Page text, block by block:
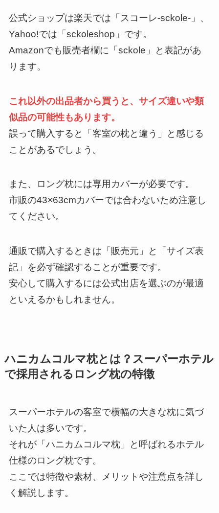
公式ショップは楽天では「スコーレ-sckole-」、
Yahoo!では「sckoleshop」です。
Amazonでも販売者欄に「sckole」と表記があ
ります。
これ以外の出品者から買うと、サイズ違いや類
似品の可能性もあります。
誤って購入すると「客室の枕と違う」と感じる
ことがあるでしょう。
また、ロング枕には専用カバーが必要です。
市販の43×63cmカバーでは合わないため注意し
てください。
通販で購入するときは「販売元」と「サイズ表
記」を必ず確認することが重要です。
安心して購入するには公式出店を選ぶのが最適
といえるかもしれません。
ハニカムコルマ枕とは？スーパーホテル
で採用されるロング枕の特徴
スーパーホテルの客室で横幅の大きな枕に気づ
いた人は多いです。
それが「ハニカムコルマ枕」と呼ばれるホテル
仕様のロング枕です。
ここでは特徴や素材、メリットや注意点を詳し
く解説します。